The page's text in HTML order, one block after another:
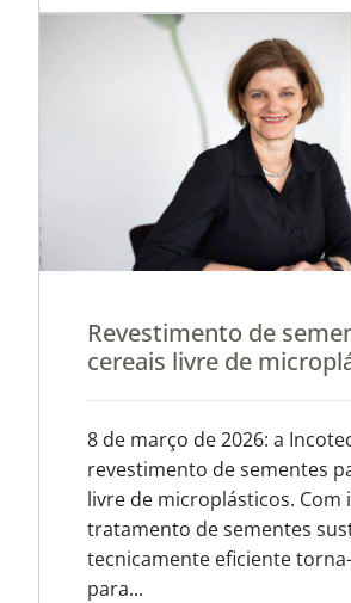
Revestimento de
cereais livre de
8 de março de 2026: a
revestimento de sementes
livre de microplásticos. Com
tratamento de sementes
tecnicamente eficiente
para...